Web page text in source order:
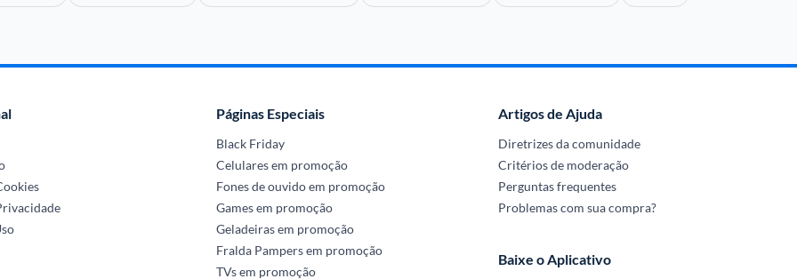
Páginas Especiais
Black Friday
Celulares em promoção
Fones de ouvido em promoção
Games em promoção
Geladeiras em promoção
Fralda Pampers em promoção
TVs em promoção
Artigos de Ajuda
Diretrizes da comunidade
Critérios de moderação
Perguntas frequentes
Problemas com sua compra?
Baixe o Aplicativo